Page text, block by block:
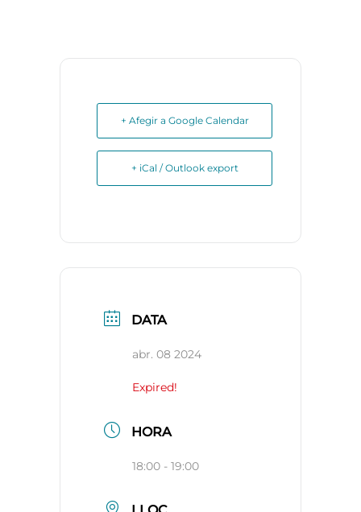
+ Afegir a Google Calendar
+ iCal / Outlook export
DATA
abr. 08 2024
Expired!
HORA
18:00 - 19:00